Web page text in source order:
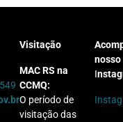
Visitação
MAC RS na
CCMQ:
O período de
visitação das
nosso
I